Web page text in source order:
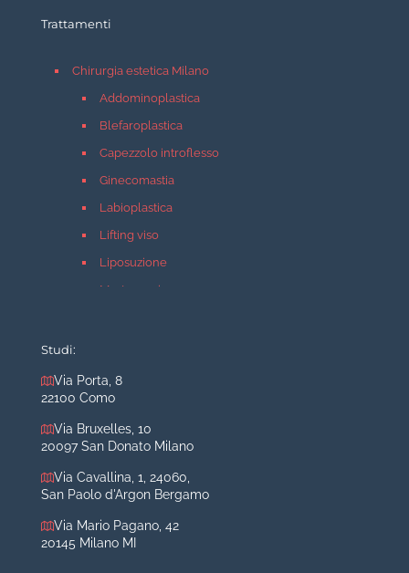
Trattamenti
Chirurgia estetica Milano
Addominoplastica
Blefaroplastica
Capezzolo introflesso
Ginecomastia
Labioplastica
Lifting viso
Liposuzione
Mastopessi
Rinoplastica
Medicina estetica Milano
Acido ialuronico viso
Aumento labbra
Filler
Studi:
Via Porta, 8
22100 Como
Via Bruxelles, 10
20097 San Donato Milano
Via Cavallina, 1, 24060,
San Paolo d'Argon Bergamo
Via Mario Pagano, 42
20145 Milano MI